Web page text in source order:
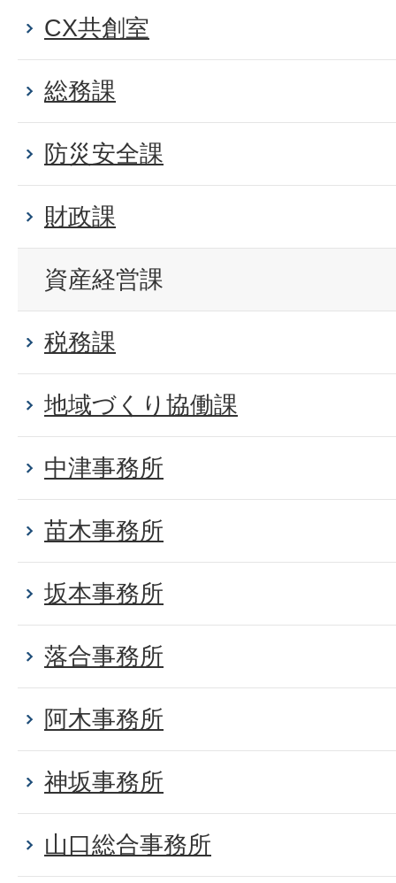
CX共創室
総務課
防災安全課
財政課
資産経営課
税務課
地域づくり協働課
中津事務所
苗木事務所
坂本事務所
落合事務所
阿木事務所
神坂事務所
山口総合事務所